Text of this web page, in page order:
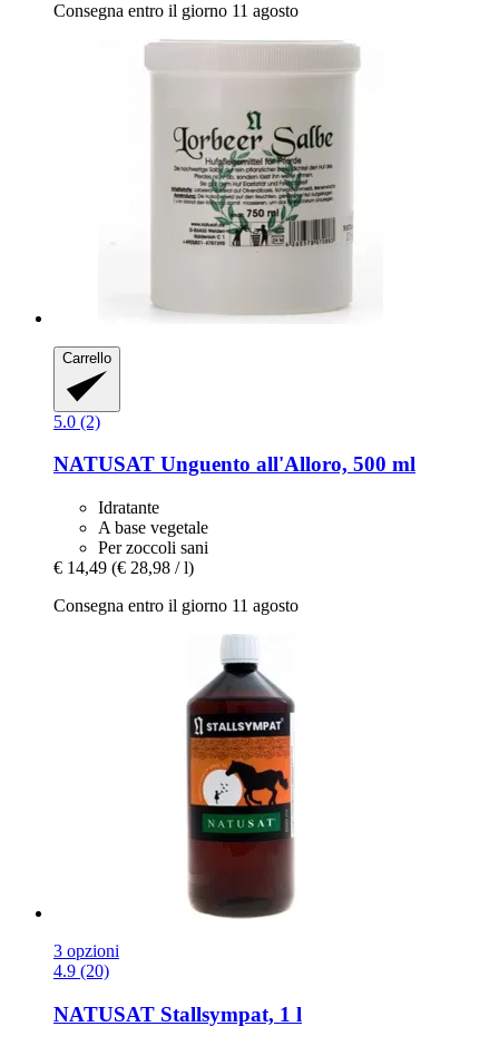
Consegna entro il giorno 11 agosto
Carrello
5.0 (2)
NATUSAT Unguento all'Alloro, 500 ml
Idratante
A base vegetale
Per zoccoli sani
€ 14,49 (€ 28,98 / l)
Consegna entro il giorno 11 agosto
3 opzioni
4.9 (20)
NATUSAT Stallsympat, 1 l